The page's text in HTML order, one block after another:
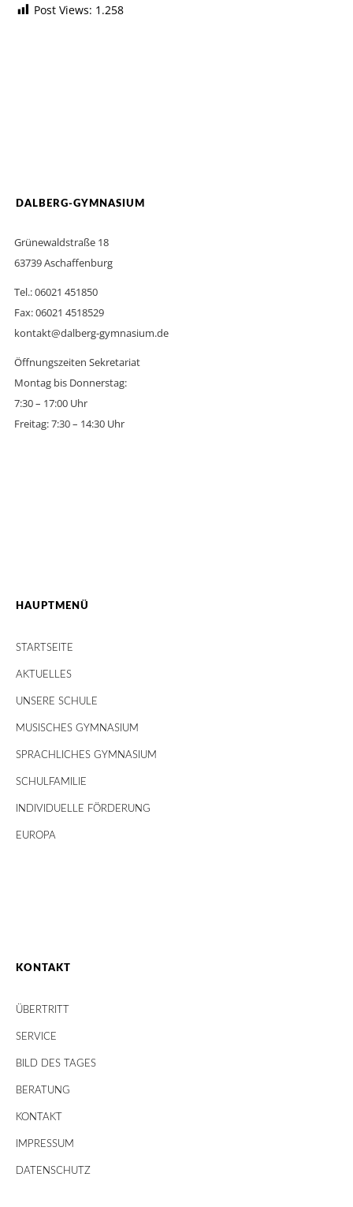
Post Views: 1.258
DALBERG-GYMNASIUM
Grünewaldstraße 18
63739 Aschaffenburg
Tel.: 06021 451850
Fax: 06021 4518529
kontakt@dalberg-gymnasium.de
Öffnungszeiten Sekretariat
Montag bis Donnerstag:
7:30 – 17:00 Uhr
Freitag: 7:30 – 14:30 Uhr
HAUPTMENÜ
STARTSEITE
AKTUELLES
UNSERE SCHULE
MUSISCHES GYMNASIUM
SPRACHLICHES GYMNASIUM
SCHULFAMILIE
INDIVIDUELLE FÖRDERUNG
EUROPA
KONTAKT
ÜBERTRITT
SERVICE
BILD DES TAGES
BERATUNG
KONTAKT
IMPRESSUM
DATENSCHUTZ